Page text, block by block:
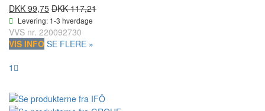
DKK 99,75 DKK 117,21
Levering: 1-3 hverdage
VVS nr. 220092730
VIS INFO SE FLERE »
1